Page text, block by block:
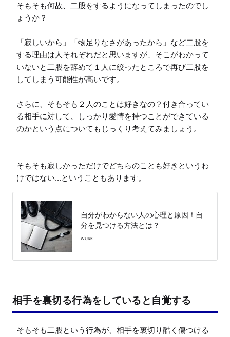
そもそも何故、二股をするようになってしまったのでし
ょうか？
「寂しいから」「物足りなさがあったから」など二股を
する理由は人それぞれだと思いますが、そこがわかって
いないと二股を辞めて１人に絞ったところで再び二股を
してしまう可能性が高いです。
さらに、そもそも２人のことは好きなの？付き合ってい
る相手に対して、しっかり愛情を持つことができている
のかという点についてもじっくり考えてみましょう。
そもそも寂しかっただけでどちらのことも好きというわ
けではない...ということもあります。
自分がわからない人の心理と原因！自
分を見つける方法とは？
WURK
相手を裏切る行為をしていると自覚する
そもそも二股という行為が、相手を裏切り酷く傷つける